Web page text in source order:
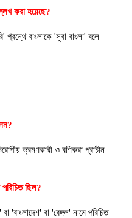
করা হয়েছে?
বাংলাকে 'সুবা বাংলা' বলে
ভ্রমণকারী ও বণিকরা প্রাচীন
পরিচিত ছিল?
'বাংলাদেশ' বা 'বেঙ্গল' নামে পরিচিত